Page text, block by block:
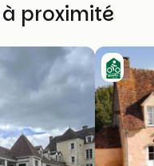
à proximité